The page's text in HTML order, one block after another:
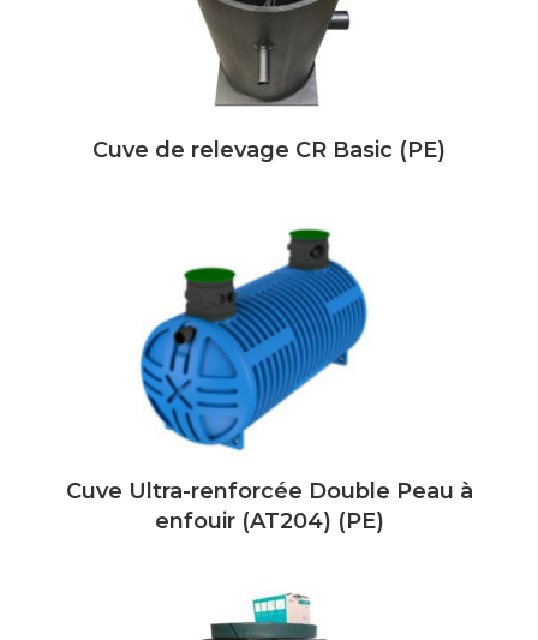
Cuve de relevage CR Basic (PE)
Cuve Ultra-renforcée Double Peau à
enfouir (AT204) (PE)